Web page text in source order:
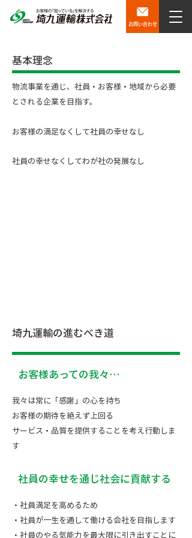
お問い合わせ
基本理念
物流事業を通じ、社員・お客様・地域から必要
とされる企業を目指す。
お客様の満足なくして社員の幸せなし
社員の幸せなくしてわが社の発展なし
埼九運輸の進むべき道
お客様あっての我々…
我々は常に「感謝」の心を持ち
お客様の期待を絶えず上回る
サービス・品質を提供することを考え行動しま
す
社員の幸せを通じ社会に貢献する
・社員満足を高めるため
・社員が一生を通して働ける会社を目指します
・社員のやる気能力を最大限に引き出すことに